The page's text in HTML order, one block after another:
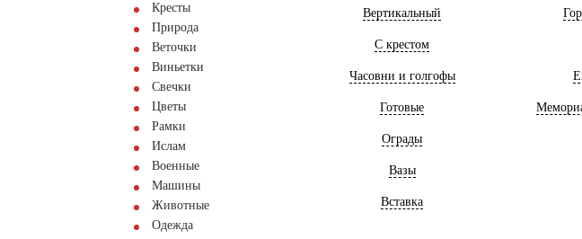
Кресты
Природа
Веточки
Виньетки
Свечки
Цветы
Рамки
Ислам
Военные
Машины
Животные
Одежда
Вертикальный
С крестом
Часовни и голгофы
Готовые
Ограды
Вазы
Вставка